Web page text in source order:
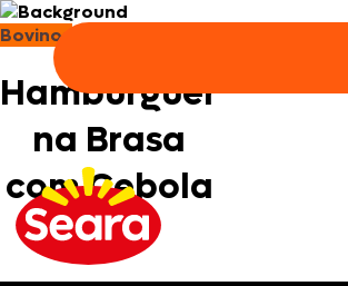
Bovinos
Hambúrguer
na Brasa
com Cebola
Frita